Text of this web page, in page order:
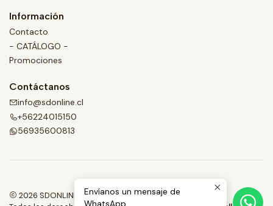
Información
Contacto
- CATÁLOGO -
Promociones
Contáctanos
info@sdonline.cl
+56224015150
56935600813
2026 SDONLINE.
Envíanos un mensaje de
WhatsApp